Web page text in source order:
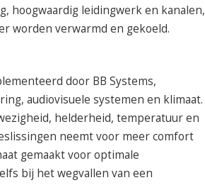
hoogwaardig leidingwerk en kanalen,
worden verwarmd en gekoeld.
door BB Systems,
audiovisuele systemen en klimaat.
helderheid, temperatuur en
neemt voor meer comfort
gemaakt voor optimale
bij het wegvallen van een